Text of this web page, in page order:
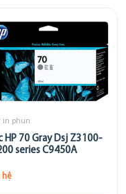
in phun
HP 70 Gray Dsj Z3100-
series C9450A
hệ